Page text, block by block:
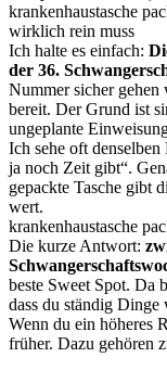
krankenhaustasche
wirklich rein muss
Ich halte es einfach:
der 36.
Nummer sicher gehen
bereit. Der Grund ist
ungeplante
Ich sehe oft
ja noch Zeit gibt“.
gepackte Tasche gibt
wert.
krankenhaustasche
Die kurze Antwort:
beste Sweet Spot. Da
dass du ständig Dinge
Wenn du ein höheres
früher. Dazu gehören